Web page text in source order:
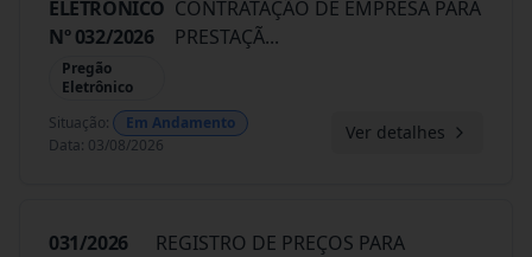
ELETRÔNICO
Nº 032/2026
Pregão
Eletrônico
CONTRATAÇÃO DE EMPRESA PARA
PRESTAÇÃ...
Situação:
Em Andamento
Data: 03/08/2026
Ver detalhes
031/2026
REGISTRO DE PREÇOS PARA